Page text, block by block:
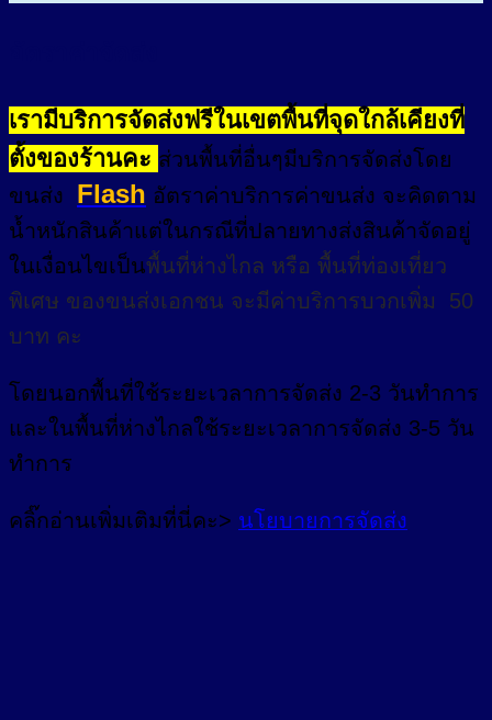
เรามีบริการจัดส่งฟรีในเขตพื้นที่จุดใกล้เคียงที่
ตั้งของร้านคะ ส่วนพื้นที่อื่นๆมีบริการจัดส่งโดย
ขนส่ง Flash อัตราค่าบริการค่าขนส่ง จะคิดตาม
น้ำหนักสินค้าแต่ในกรณีที่ปลายทางส่งสินค้าจัดอยู่
ในเงื่อนไขเป็นพื้นที่ห่างไกล หรือ พื้นที่ท่องเที่ยว
พิเศษ ของขนส่งเอกชน จะมีค่าบริการบวกเพิ่ม 50
บาท คะ
โดยนอกพื้นที่ใช้ระยะเวลาการจัดส่ง 2-3 วันทำการ
และในพื้นที่ห่างไกลใช้ระยะเวลาการจัดส่ง 3-5 วัน
ทำการ
คลิ๊กอ่านเพิ่มเติมที่นี่คะ> นโยบายการจัดส่ง